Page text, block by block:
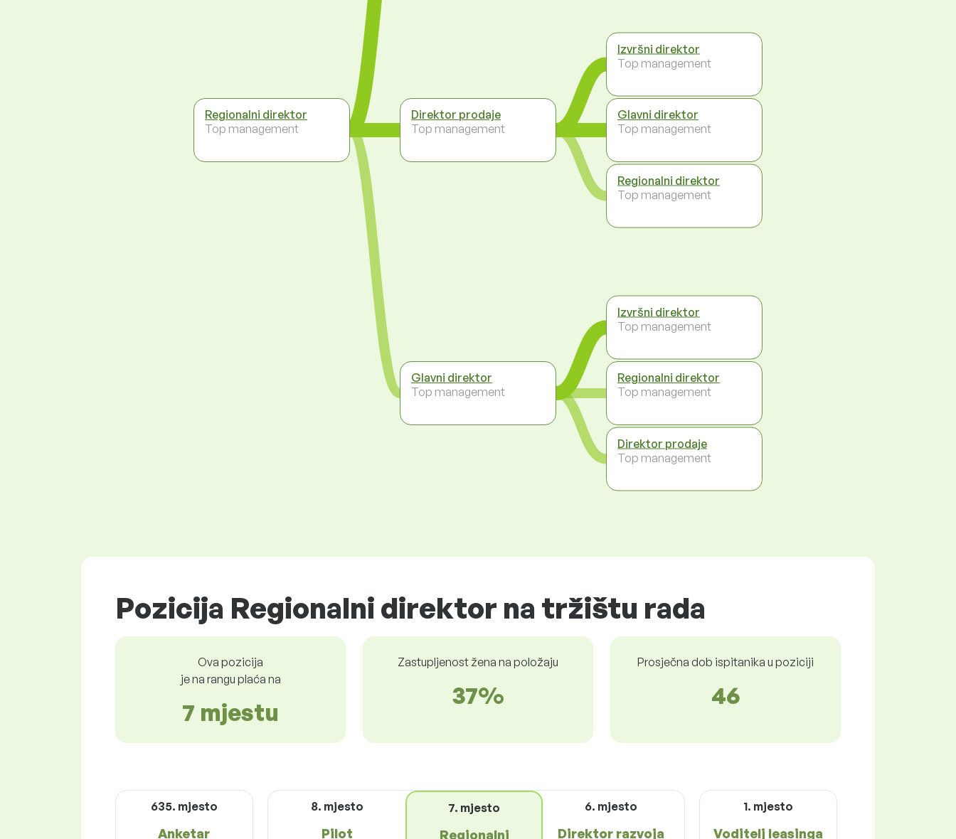
Regionalni direktor
Top management
Direktor prodaje
Top management
Glavni direktor
Top management
Izvršni direktor
Top management
Glavni direktor
Top management
Regionalni direktor
Top management
Izvršni direktor
Top management
Regionalni direktor
Top management
Direktor prodaje
Top management
Pozicija Regionalni direktor na tržištu rada
Ova pozicija
je na rangu plaća na
7 mjestu
Zastupljenost žena na položaju
37%
Prosječna dob ispitanika u poziciji
46
635. mjesto
Anketar
8. mjesto
Pilot
7. mjesto
Regionalni
6. mjesto
Direktor razvoja
1. mjesto
Voditelj leasinga